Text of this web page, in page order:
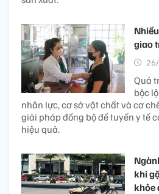
giao
Quá
bộc
nhân lực, cơ sở vật chất và cơ
giải pháp đồng bộ để tuyến y tế
hiệu quả.
khi
khỏe